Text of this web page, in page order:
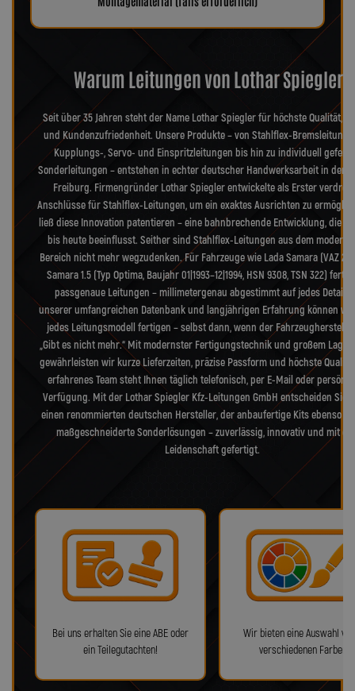
Warum Leitungen von Lothar Spiegler?
Seit über 35 Jahren steht der Name Lothar Spiegler für höchste Qualität,
und Kundenzufriedenheit. Unsere Produkte – von Stahlflex-
Kupplungs-, Servo- und Einspritzleitungen bis hin zu individuell
Sonderleitungen – entstehen in echter deutscher Handwerksarbeit in der
Freiburg. Firmengründer Lothar Spiegler entwickelte als Erster
Anschlüsse für Stahlflex-Leitungen, um ein exaktes Ausrichten zu
ließ diese Innovation patentieren – eine bahnbrechende Entwicklung, die
bis heute beeinflusst. Seither sind Stahlflex-Leitungen aus dem
Bereich nicht mehr wegzudenken. Für Fahrzeuge wie Lada Samara (VAZ
Samara 1.5 (Typ Optima, Baujahr 01|1993–12|1994, HSN 9308, TSN 322)
passgenaue Leitungen – millimetergenau abgestimmt auf jedes Detail.
unserer umfangreichen Datenbank und langjährigen Erfahrung können
jedes Leitungsmodell fertigen – selbst dann, wenn der
„Gibt es nicht mehr.“ Mit modernster Fertigungstechnik und großem
gewährleisten wir kurze Lieferzeiten, präzise Passform und höchste
erfahrenes Team steht Ihnen täglich telefonisch, per E-Mail oder
Verfügung. Mit der Lothar Spiegler Kfz-Leitungen GmbH entscheiden Sie
einen renommierten deutschen Hersteller, der anbaufertige Kits ebenso
maßgeschneiderte Sonderlösungen – zuverlässig, innovativ und mit
Leidenschaft gefertigt.
Bei uns erhalten Sie eine ABE oder
ein Teilegutachten!
Wir bieten eine Auswahl
verschiedenen Farben!